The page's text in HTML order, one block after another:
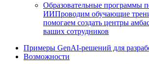
Образовательные программы
ИИПроводим обучающие
помогаем создать центры
ваших сотрудников
Примеры GenAI-решений для
Возможности